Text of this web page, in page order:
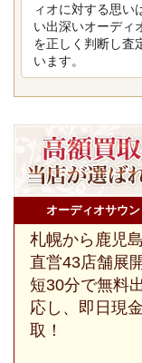
ィオに対する思い
い出深いオーディ
を正しく判断し査
います。
オーディオサウン
札幌から鹿児
直営43店舗展
短30分で無料
応し、即日現
取！